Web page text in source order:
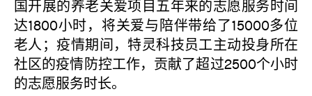
国开展的养老关爱项目五年来的志愿服务时间
达1800小时，将关爱与陪伴带给了15000多位
老人；疫情期间，特灵科技员工主动投身所在
社区的疫情防控工作，贡献了超过2500个小时
的志愿服务时长。